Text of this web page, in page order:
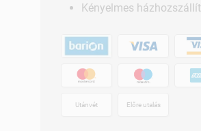
Kényelmes
Utánvét Előre utalás